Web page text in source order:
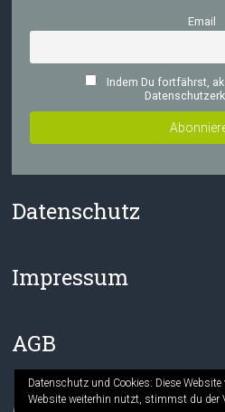
Email
Indem Du fortfährst,
Datenschutz
Impressum
AGB
Datenschutz und Cookies: Diese
Website weiterhin nutzt, stimmst du der